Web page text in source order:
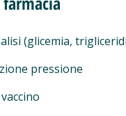
(glicemia,
pressione